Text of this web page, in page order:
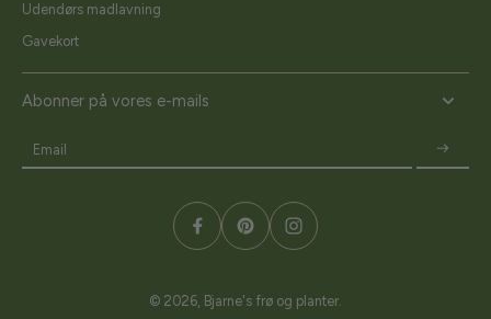
Udendørs madlavning
Gavekort
Abonner på vores e-mails
Email
© 2026, Bjarne's frø og planter.